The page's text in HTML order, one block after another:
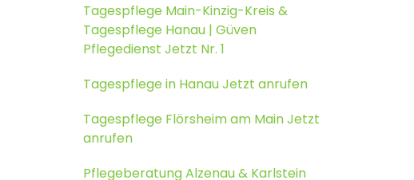
Tagespflege Main-Kinzig-Kreis &
Tagespflege Hanau | Güven
Pflegedienst Jetzt Nr. 1
Tagespflege in Hanau Jetzt anrufen
Tagespflege Flörsheim am Main Jetzt
anrufen
Pflegeberatung Alzenau & Karlstein